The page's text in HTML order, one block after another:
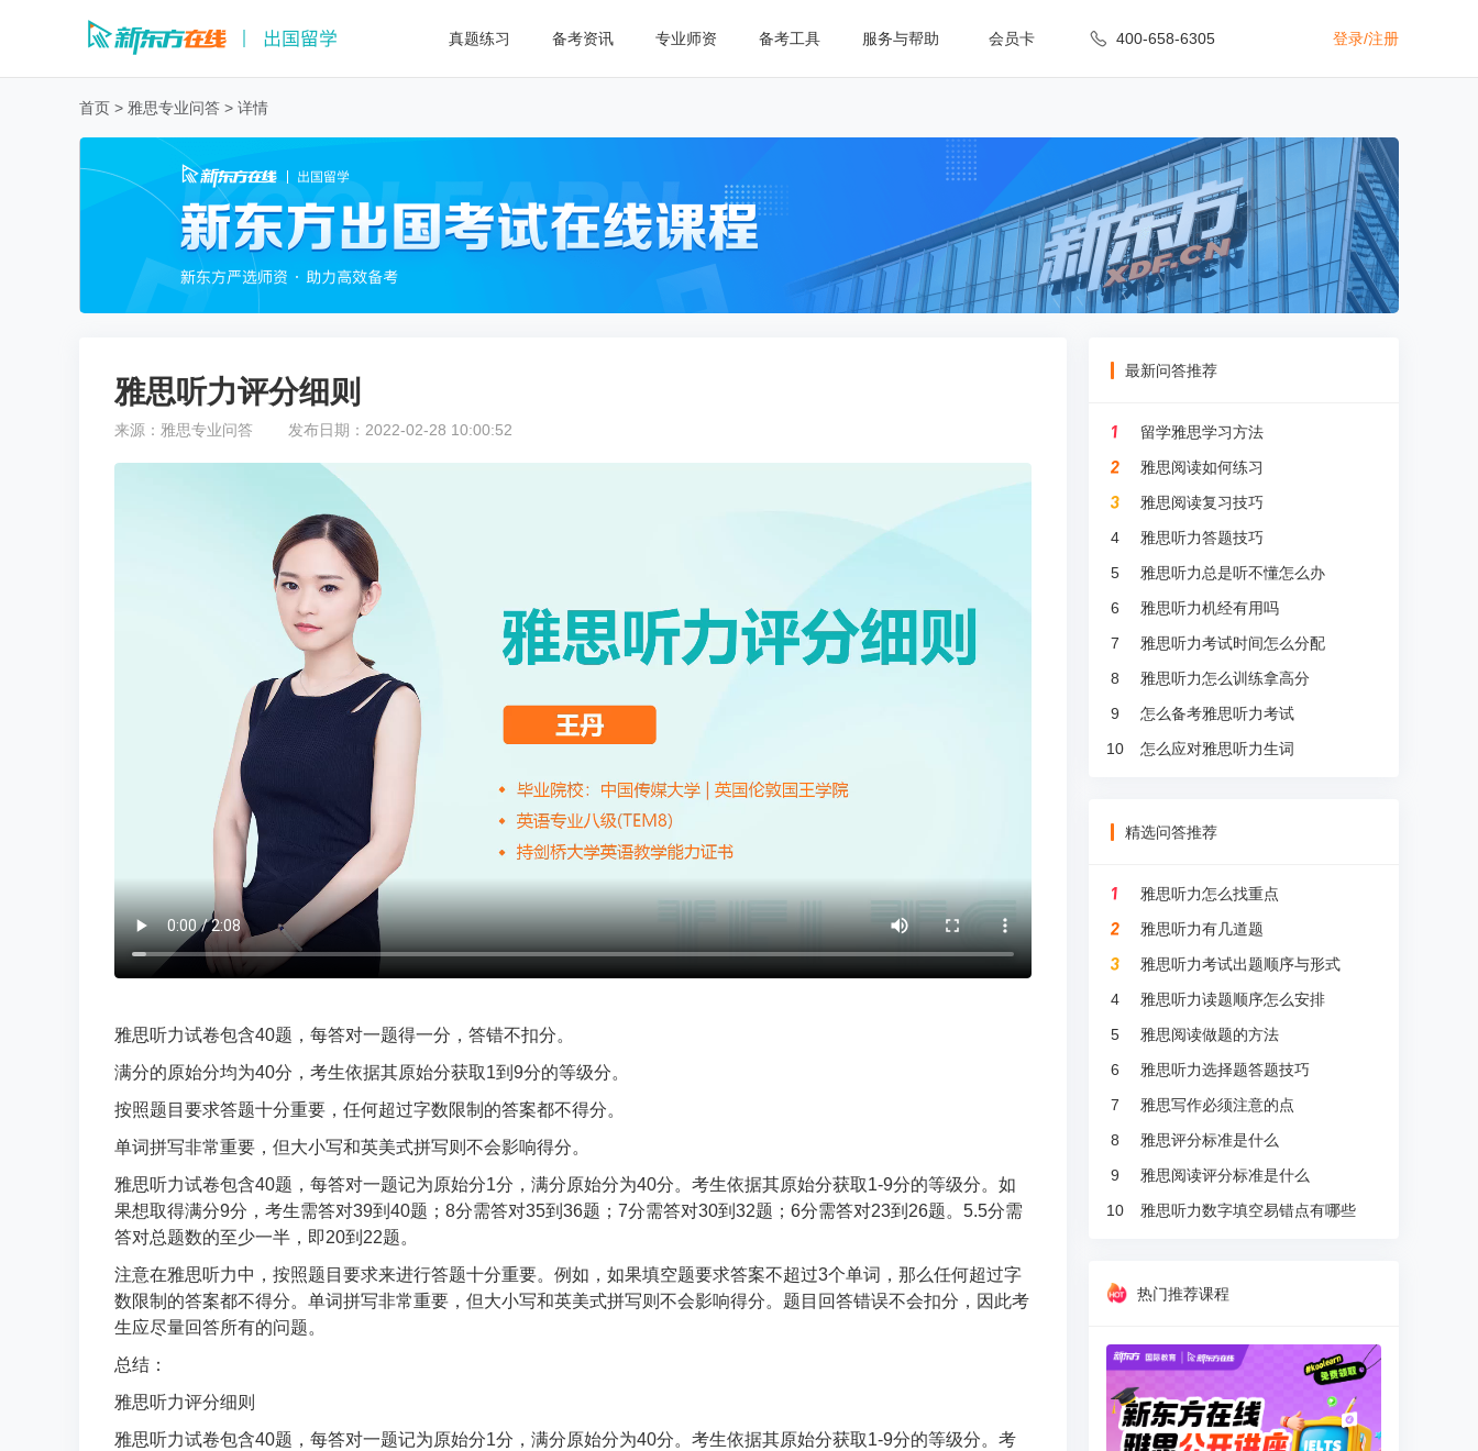
真题练习 备考资讯 专业师资 备考工具 服务与帮助 会员卡 400-658-6305 登录/注册
首页 > 雅思专业问答 > 详情
雅思听力评分细则
来源： 雅思专业问答 发布日期： 2022-02-28 10:00:52
雅思听力试卷包含40题，每答对一题得一分，答错不扣分。
满分的原始分均为40分，考生依据其原始分获取1到9分的等级分。
按照题目要求答题十分重要，任何超过字数限制的答案都不得分。
单词拼写非常重要，但大小写和英美式拼写则不会影响得分。
雅思听力试卷包含40题，每答对一题记为原始分1分，满分原始分为40分。考生依据其原始分获取1-9分的等级分。如
果想取得满分9分，考生需答对39到40题；8分需答对35到36题；7分需答对30到32题；6分需答对23到26题。5.5分需
答对总题数的至少一半，即20到22题。
注意在雅思听力中，按照题目要求来进行答题十分重要。例如，如果填空题要求答案不超过3个单词，那么任何超过字
数限制的答案都不得分。单词拼写非常重要，但大小写和英美式拼写则不会影响得分。题目回答错误不会扣分，因此考
生应尽量回答所有的问题。
总结：
雅思听力评分细则
雅思听力试卷包含40题，每答对一题记为原始分1分，满分原始分为40分。考生依据其原始分获取1-9分的等级分。考
最新问答推荐
留学雅思学习方法
雅思阅读如何练习
雅思阅读复习技巧
4
雅思听力答题技巧
5
雅思听力总是听不懂怎么办
6
雅思听力机经有用吗
7
雅思听力考试时间怎么分配
8
雅思听力怎么训练拿高分
9
怎么备考雅思听力考试
10
怎么应对雅思听力生词
精选问答推荐
雅思听力怎么找重点
雅思听力有几道题
雅思听力考试出题顺序与形式
4
雅思听力读题顺序怎么安排
5
雅思阅读做题的方法
6
雅思听力选择题答题技巧
7
雅思写作必须注意的点
8
雅思评分标准是什么
9
雅思阅读评分标准是什么
10
雅思听力数字填空易错点有哪些
热门推荐课程